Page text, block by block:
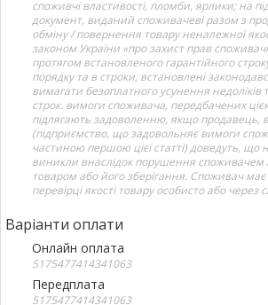
споживчі властивості, пломби, ярлики; на
документ, виданий споживачеві разом з
обміну / повернення товару неналежної
законом України «про захист прав
протягом встановленого гарантійного
порядку та в строки, встановлені
вимагати безоплатного усунення
строк. вимоги споживача, передбачених
підлягають задоволенню, якщо продавець,
(підприємство, що задовольняє вимоги
частиною першою цієї статті) доведуть, що
виникли внаслідок порушення споживачем
товаром або його зберігання. Споживач
перевірці якості товару особисто або через
Варіанти оплати
Онлайн оплата
5175477414341063
Передплата
5175477414341063